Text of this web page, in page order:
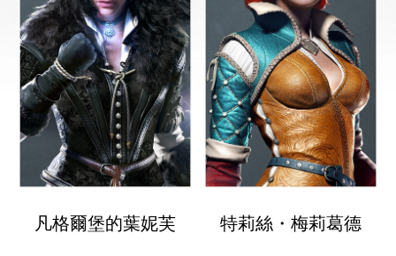
凡格爾堡的葉妮芙 特莉絲・梅莉葛德